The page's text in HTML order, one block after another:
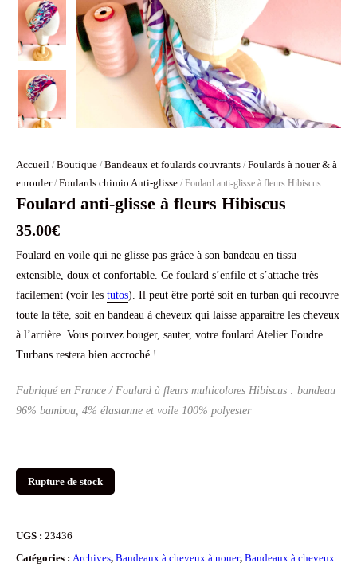
Accueil / Boutique / Bandeaux et foulards couvrants / Foulards à nouer & à
enrouler/ Foulards chimio Anti-glisse / Foulard anti-glisse à fleurs Hibiscus
Foulard anti-glisse à fleurs Hibiscus
35.00€
Foulard en voile qui ne glisse pas grâce à son bandeau en tissu
extensible, doux et confortable. Ce foulard s’enfile et s’attache très
facilement (voir les tutos). Il peut être porté soit en turban qui recouvre
toute la tête, soit en bandeau à cheveux qui laisse apparaitre les cheveux
à l’arrière. Vous pouvez bouger, sauter, votre foulard Atelier Foudre
Turbans restera bien accroché !
Fabriqué en France / Foulard à fleurs multicolores Hibiscus : bandeau
96% bambou, 4% élastanne et voile 100% polyester
Rupture de stock
UGS : 23436
Catégories : Archives, Bandeaux à cheveux à nouer, Bandeaux à cheveux